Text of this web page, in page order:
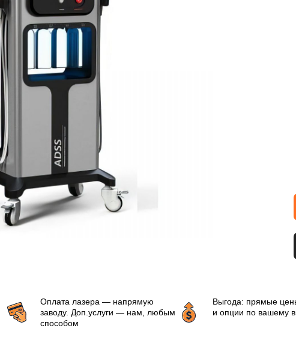
Выгода: прямые
и опции по вашему
Оплата лазера — напрямую
заводу. Доп.услуги — нам, любым
способом